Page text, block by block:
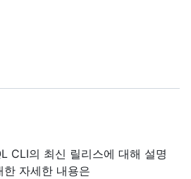
CLI의 최신 릴리스에 대해 설명
자세한 내용은